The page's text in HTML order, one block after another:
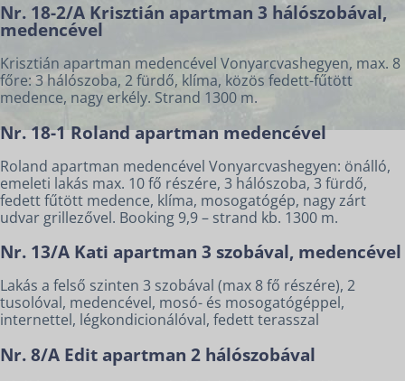
Nr. 18-2/A Krisztián apartman 3 hálószobával,
medencével
Krisztián apartman medencével Vonyarcvashegyen, max. 8
főre: 3 hálószoba, 2 fürdő, klíma, közös fedett-fűtött
medence, nagy erkély. Strand 1300 m.
Nr. 18-1 Roland apartman medencével
Roland apartman medencével Vonyarcvashegyen: önálló,
emeleti lakás max. 10 fő részére, 3 hálószoba, 3 fürdő,
fedett fűtött medence, klíma, mosogatógép, nagy zárt
udvar grillezővel. Booking 9,9 – strand kb. 1300 m.
Nr. 13/A Kati apartman 3 szobával, medencével
Lakás a felső szinten 3 szobával (max 8 fő részére), 2
tusolóval, medencével, mosó- és mosogatógéppel,
internettel, légkondicionálóval, fedett terasszal
Nr. 8/A Edit apartman 2 hálószobával